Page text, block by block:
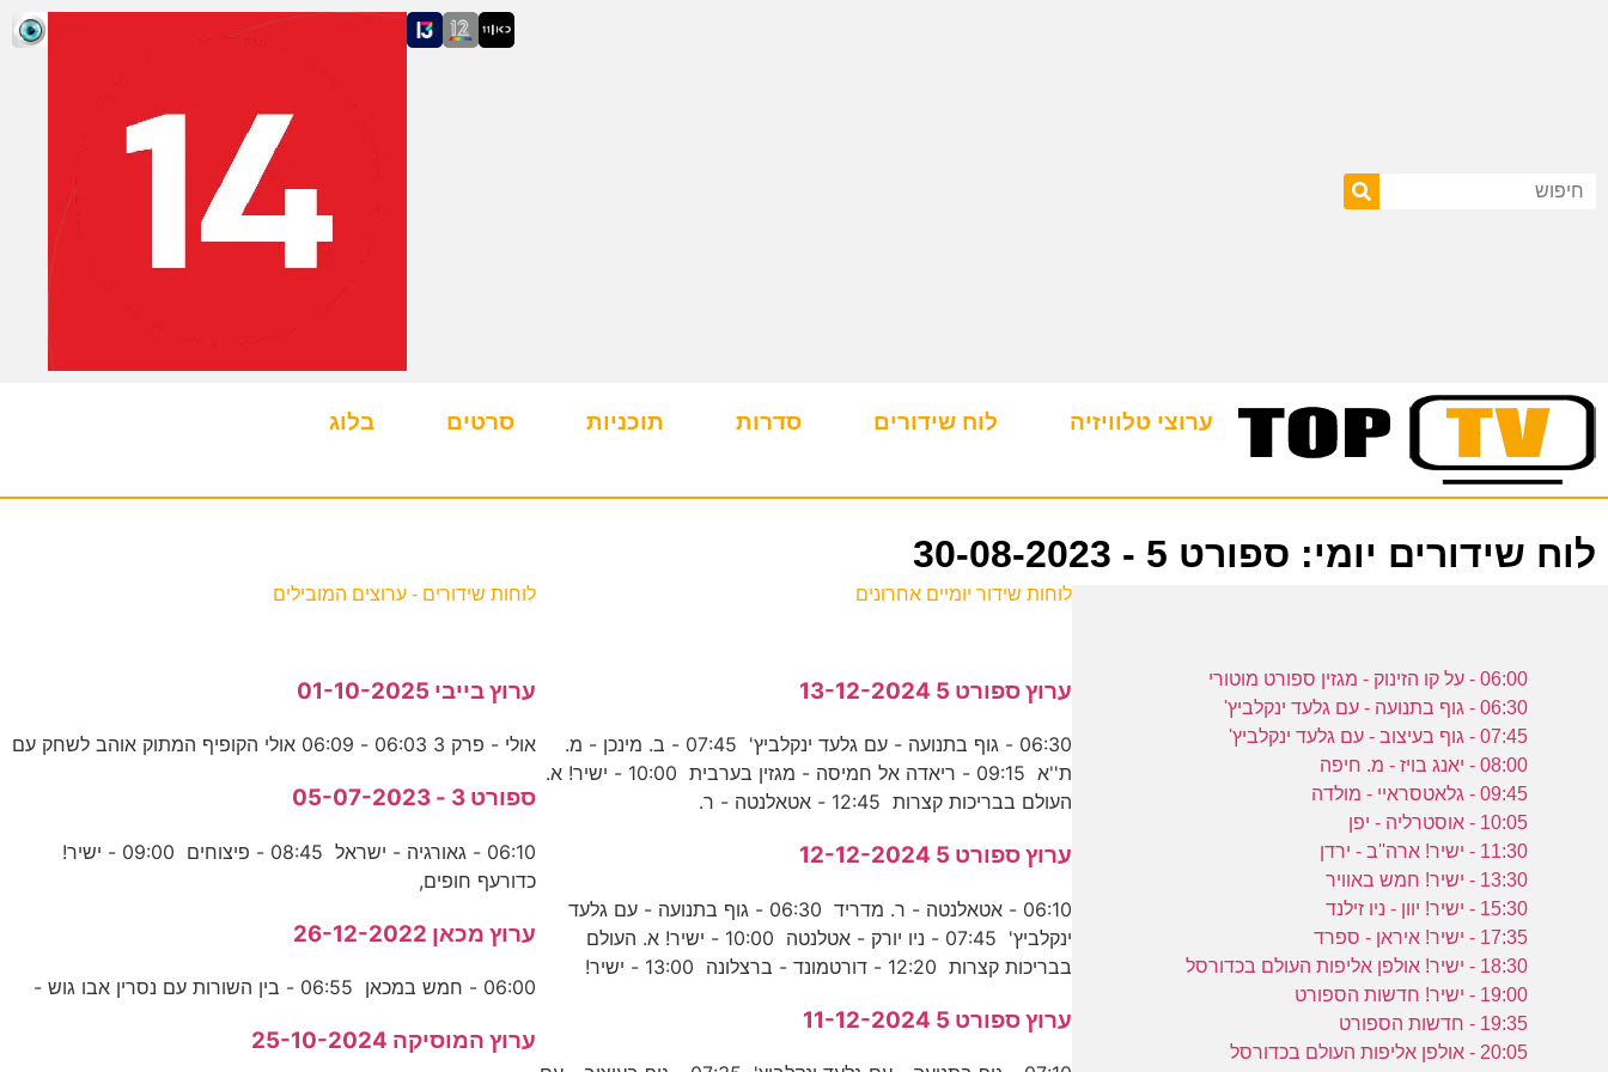
ערוצי טלוויזיה לוח שידורים סדרות תוכניות סרטים בלוג
לוח שידורים יומי: ספורט 5 - 30-08-2023
06:00 - על קו הזינוק - מגזין ספורט מוטורי
06:30 - גוף בתנועה - עם גלעד ינקלביץ'
07:45 - גוף בעיצוב - עם גלעד ינקלביץ'
08:00 - יאנג בויז - מ. חיפה
09:45 - גלאטסראיי - מולדה
10:05 - אוסטרליה - יפן
11:30 - ישיר! ארה''ב - ירדן
13:30 - ישיר! חמש באוויר
15:30 - ישיר! יוון - ניו זילנד
17:35 - ישיר! איראן - ספרד
18:30 - ישיר! אולפן אליפות העולם בכדורסל
19:00 - ישיר! חדשות הספורט
19:35 - חדשות הספורט
20:05 - אולפן אליפות העולם בכדורסל
לוחות שידור יומיים אחרונים
ערוץ ספורט 5 13-12-2024
06:30 - גוף בתנועה - עם גלעד ינקלביץ' 07:45 - ב. מינכן - מ.
ת''א 09:15 - ריאדה אל חמיסה - מגזין בערבית 10:00 - ישיר! א.
העולם בבריכות קצרות 12:45 - אטאלנטה - ר.
ערוץ ספורט 5 12-12-2024
06:10 - אטאלנטה - ר. מדריד 06:30 - גוף בתנועה - עם גלעד
ינקלביץ' 07:45 - ניו יורק - אטלנטה 10:00 - ישיר! א. העולם
בבריכות קצרות 12:20 - דורטמונד - ברצלונה 13:00 - ישיר!
ערוץ ספורט 5 11-12-2024
לוחות שידורים - ערוצים המובילים
ערוץ בייבי 01-10-2025
אולי - פרק 3 06:03 - 06:09 אולי הקופיף המתוק אוהב לשחק עם
ספורט 3 - 05-07-2023
06:10 - גאורגיה - ישראל 08:45 - פיצוחים 09:00 - ישיר!
כדורעף חופים,
ערוץ מכאן 26-12-2022
06:00 - חמש במכאן 06:55 - בין השורות עם נסרין אבו גוש -
ערוץ המוסיקה 25-10-2024